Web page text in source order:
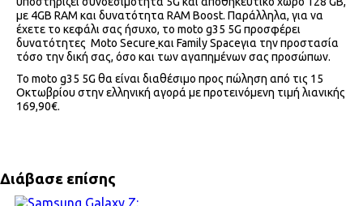
με 4GB RAM και δυνατότητα RAM Boost. Παράλληλα, για να
έχετε το κεφάλι σας ήσυχο, το moto g35 5G προσφέρει
δυνατότητες Moto Secure και Family Spaceγια την προστασία
τόσο την δική σας, όσο και των αγαπημένων σας προσώπων.
Το moto g35 5G θα είναι διαθέσιμο προς πώληση από τις 15
Οκτωβρίου στην ελληνική αγορά με προτεινόμενη τιμή λιανικής
169,90€.
Διάβασε επίσης